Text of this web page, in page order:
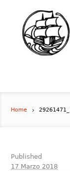
Home
Published
17 Marzo 2018